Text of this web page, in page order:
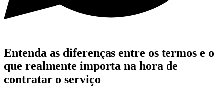
Entenda as diferenças entre os termos e o
que realmente importa na hora de
contratar o serviço